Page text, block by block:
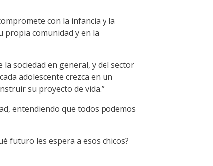
con la infancia y la
propia comunidad y en la
sociedad en general, y del sector
adolescente crezca en un
su proyecto de vida.”
entendiendo que todos podemos
futuro les espera a esos chicos?